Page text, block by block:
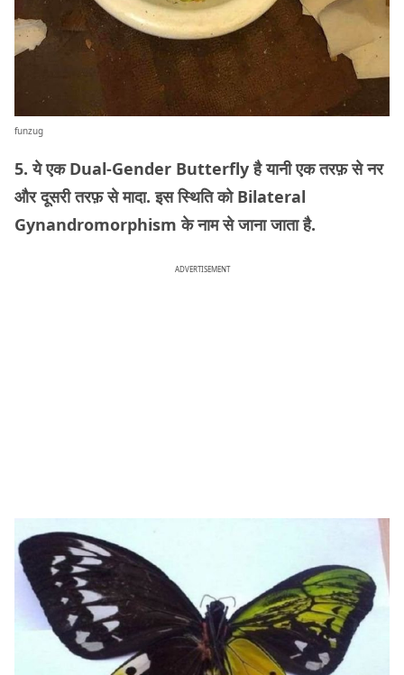
funzug
5. ये एक Dual-Gender Butterfly है यानी एक तरफ़ से नर
और दूसरी तरफ़ से मादा. इस स्थिति को Bilateral
Gynandromorphism के नाम से जाना जाता है.
ADVERTISEMENT